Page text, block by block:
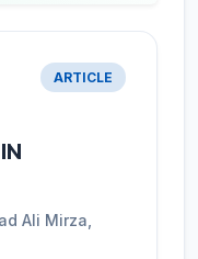
ARTICLE
Ali Mirza,